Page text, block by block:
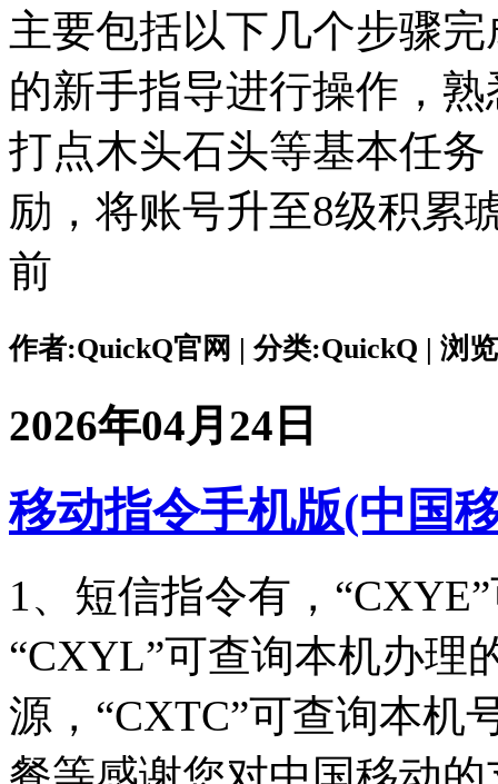
主要包括以下几个步骤
的新手指导进行操作，
打点木头石头等基本任
励，将账号升至8级积累
前
作者:QuickQ官网 | 分类:QuickQ | 浏
2026年04月24日
移动指令手机版(中国
1、短信指令有，
“CXYL”可查询本机办理
源，“CXTC”可查询本机